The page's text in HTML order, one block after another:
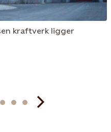
kraftverk ligger